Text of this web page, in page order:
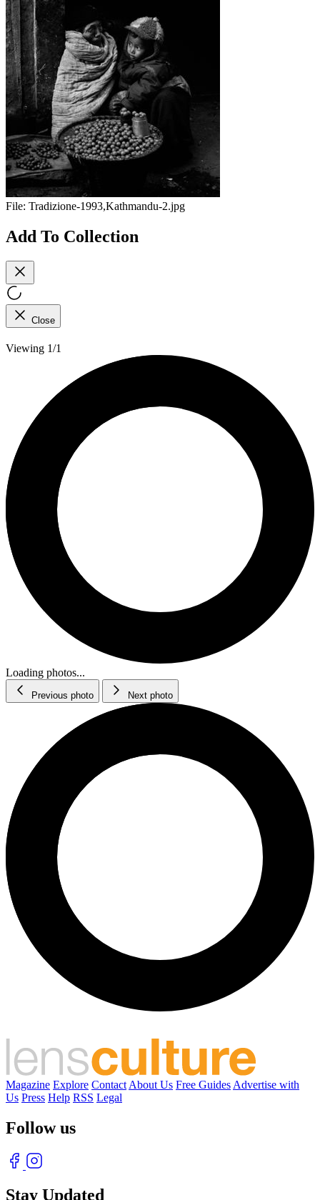
File: Tradizione-1993,Kathmandu-2.jpg
Add To Collection
Close
Viewing 1/1
Loading photos...
Previous photo Next photo
Magazine Explore Contact About Us Free Guides Advertise with
Us Press Help RSS Legal
Follow us
Stay Updated